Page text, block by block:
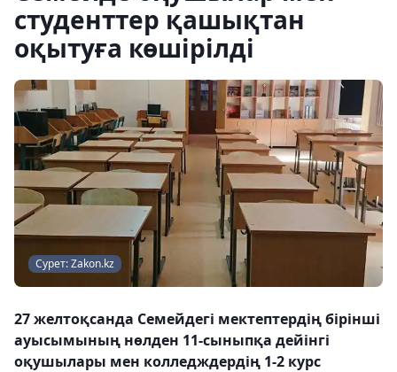
студенттер қашықтан
оқытуға көшірілді
Сурет: Zakon.kz
27 желтоқсанда Семейдегі мектептердің бірінші
ауысымының нөлден 11-сыныпқа дейінгі
оқушылары мен колледждердің 1-2 курс